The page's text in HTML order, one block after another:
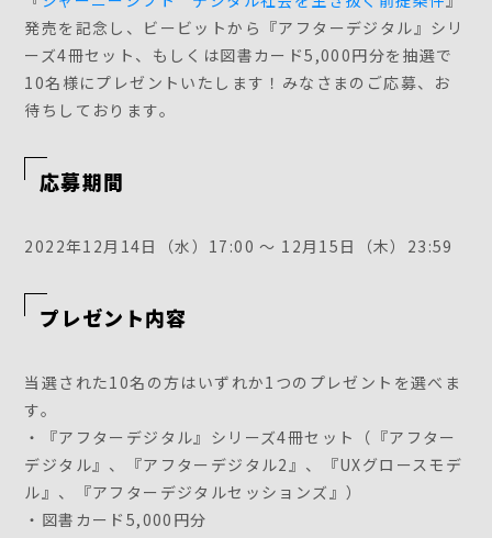
発売を記念し、ビービットから『アフターデジタル』シリ
ーズ4冊セット、もしくは図書カード5,000円分を抽選で
10名様にプレゼントいたします！みなさまのご応募、お
待ちしております。
応募期間
2022年12月14日（水）17:00 ～ 12月15日（木）23:59
プレゼント内容
当選された10名の方はいずれか1つのプレゼントを選べま
す。
・『アフターデジタル』シリーズ4冊セット（『アフター
デジタル』、『アフターデジタル2』、『UXグロースモデ
ル』、『アフターデジタルセッションズ』）
・図書カード5,000円分